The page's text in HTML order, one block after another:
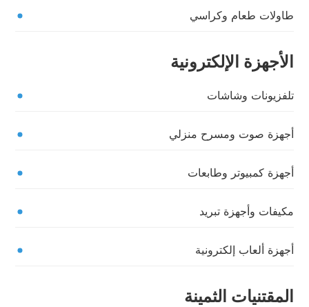
طاولات طعام وكراسي
الأجهزة الإلكترونية
تلفزيونات وشاشات
أجهزة صوت ومسرح منزلي
أجهزة كمبيوتر وطابعات
مكيفات وأجهزة تبريد
أجهزة ألعاب إلكترونية
المقتنيات الثمينة